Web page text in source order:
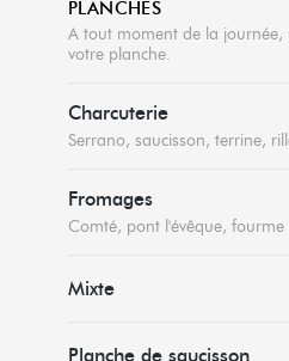
PLANCHES
A tout moment de la journée,
votre planche.
Charcuterie
Serrano, saucisson, terrine,
Fromages
Comté, pont l'évêque,
Mixte
Planche de saucisson